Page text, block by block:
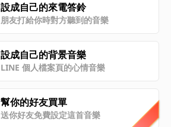
設成自己的來電答鈴
朋友打給你時對方聽到的音樂
設成自己的背景音樂
LINE 個人檔案頁的心情音樂
幫你的好友買單
送你好友免費設定這首音樂